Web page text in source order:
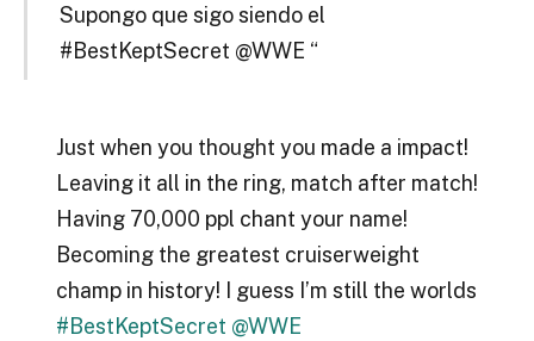
Supongo que sigo siendo el
#BestKeptSecret @WWE “
Just when you thought you made a impact!
Leaving it all in the ring, match after match!
Having 70,000 ppl chant your name!
Becoming the greatest cruiserweight
champ in history! I guess I’m still the worlds
#BestKeptSecret @WWE